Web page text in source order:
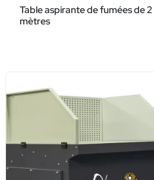
Table aspirante de fumées de 2
mètres